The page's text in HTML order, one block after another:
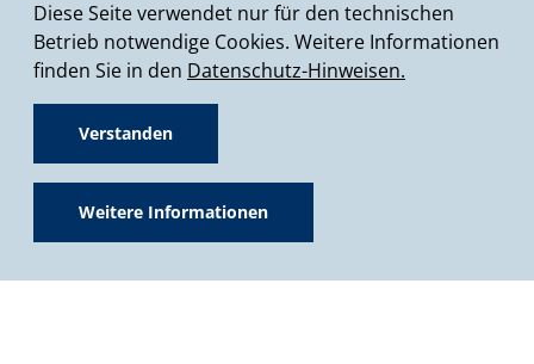
Diese Seite verwendet nur für den technischen
Betrieb notwendige Cookies. Weitere Informationen
finden Sie in den Datenschutz-Hinweisen.
Verstanden
Weitere Informationen
Förderprogramme
Presse & Medien
Service